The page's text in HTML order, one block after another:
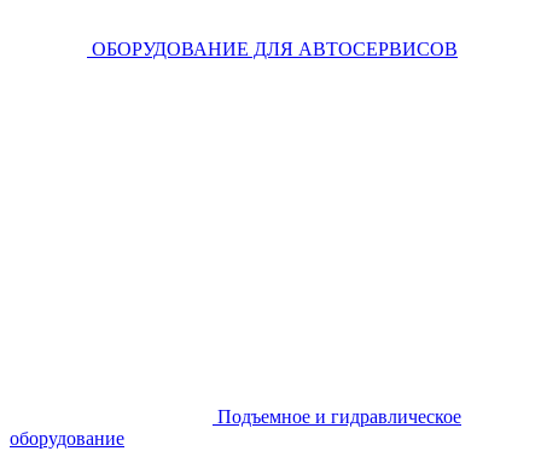
ОБОРУДОВАНИЕ ДЛЯ АВТОСЕРВИСОВ
Подъемное и гидравлическое
оборудование